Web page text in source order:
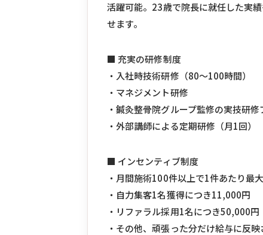
活躍可能。23歳で院長に就任した実
せます。
■ 充実の研修制度
・入社時技術研修（80〜100時間）
・マネジメント研修
・鍼灸整骨院グループ監修の実技研
・外部講師による定期研修（月1回）
■ インセンティブ制度
・月間施術100件以上で1件あたり最
・自力集客1名獲得につき11,000円
・リファラル採用1名につき50,000円
・その他、頑張った分だけ給与に反